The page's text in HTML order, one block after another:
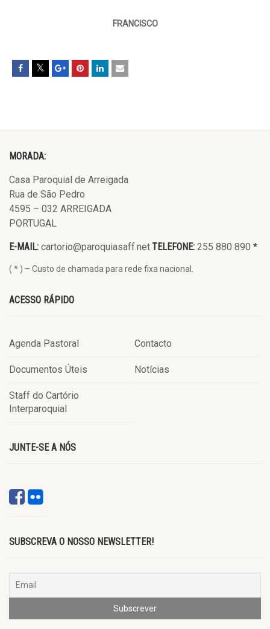
FRANCISCO
MORADA:
Casa Paroquial de Arreigada
Rua de São Pedro
4595 – 032 ARREIGADA
PORTUGAL
E-MAIL: cartorio@paroquiasaff.netTELEFONE: 255 880 890 *
( * ) – Custo de chamada para rede fixa nacional.
ACESSO RÁPIDO
Agenda Pastoral Contacto
Documentos Úteis Notícias
Staff do Cartório
Interparoquial
JUNTE-SE A NÓS
SUBSCREVA O NOSSO NEWSLETTER!